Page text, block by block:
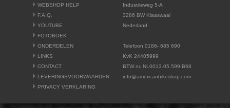
WEBSHOP HELP
F.A.Q.
YOUTUBE
FOTOBOEK
ONDERDELEN
LINKS
CONTACT
LEVERINGSVOORWAARDEN
PRIVACY VERKLARING
Industrieweg 5-A
3286 BW Klaaswaal
Nederland
Telefoon 0186- 685 690
KvK 24405999
BTW nr. NL0013.05.599.B68
info@americanbikeshop.com